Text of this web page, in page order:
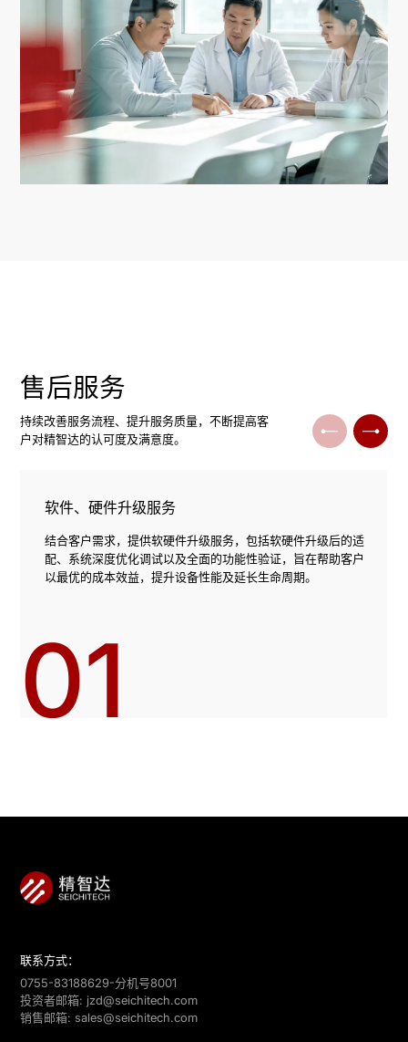
售后服务
持续改善服务流程、提升服务质量，不断提高客
户对精智达的认可度及满意度。
软件、硬件升级服务
结合客户需求，提供软硬件升级服务，包括软硬件升级后的适
配、系统深度优化调试以及全面的功能性验证，旨在帮助客户
以最优的成本效益，提升设备性能及延长生命周期。
01
联系方式：
0755-83188629-分机号8001
投资者邮箱: jzd@seichitech.com
销售邮箱: sales@seichitech.com